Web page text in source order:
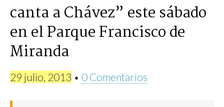
FM
canta a Chávez” este sábado
en el Parque Francisco de
Miranda
29 julio, 2013 • 0 Comentarios